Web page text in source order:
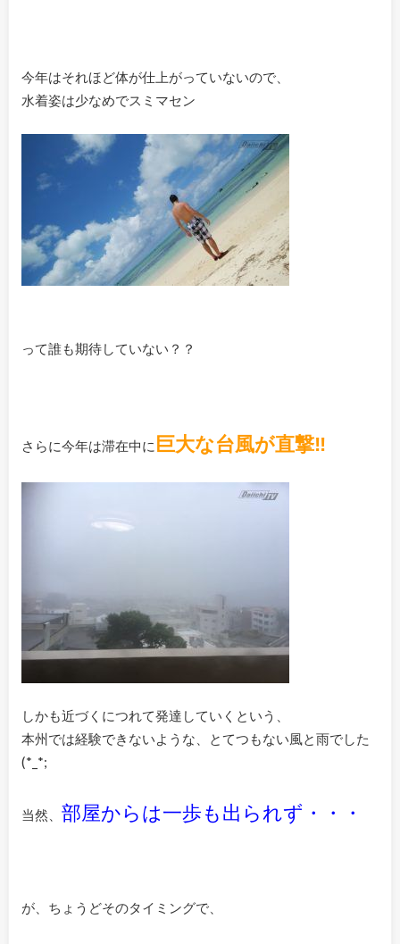
今年はそれほど体が仕上がっていないので、
水着姿は少なめでスミマセン
って誰も期待していない？？
さらに今年は滞在中に 巨大な台風が直撃‼
しかも近づくにつれて発達していくという、
本州では経験できないような、とてつもない風と雨でした
(*_*;
当然、 部屋からは一歩も出られず・・・
が、ちょうどそのタイミングで、